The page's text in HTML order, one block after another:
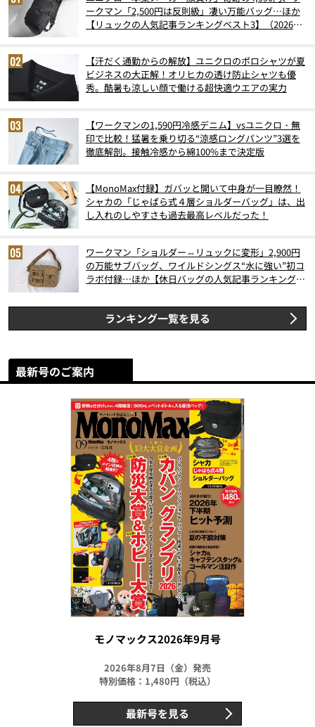
ークマン「2,500円は反則級」凄い万能バッグ…ほか
【リュックの人気記事ランキングベスト3】（2026年
【汗だく通勤からの解放】ユニクロのポロシャツが夏
ビジネスの大正解！オリヒカの透け防止シャツも優
秀。酷暑も涼しい顔で働ける超快適ウエアの実力
【ワークマンの1,590円冷感デニム】vsユニクロ・無
印で比較！猛暑を乗り切る“涼感ロングパンツ”3選を
徹底解剖。接触冷感から綿100%まで決定版
【MonoMax付録】ガバッと開いて中身が一目瞭然！
シャカの「じゃばら式４層ショルダーバッグ」は、出
し入れのしやすさも過去最高レベルだった！
ワークマン「ショルダー⇔リュックに変形」2,900円
の万能サブバッグ、ワイルドシングス“水に強い”初コ
ラボ付録…ほか【休日バッグの人気記事ランキングベ
ランキング一覧を見る
最新号のご案内
モノマックス2026年9月号
2026年8月7日（金）発売
特別価格：1,480円（税込）
最新号を見る